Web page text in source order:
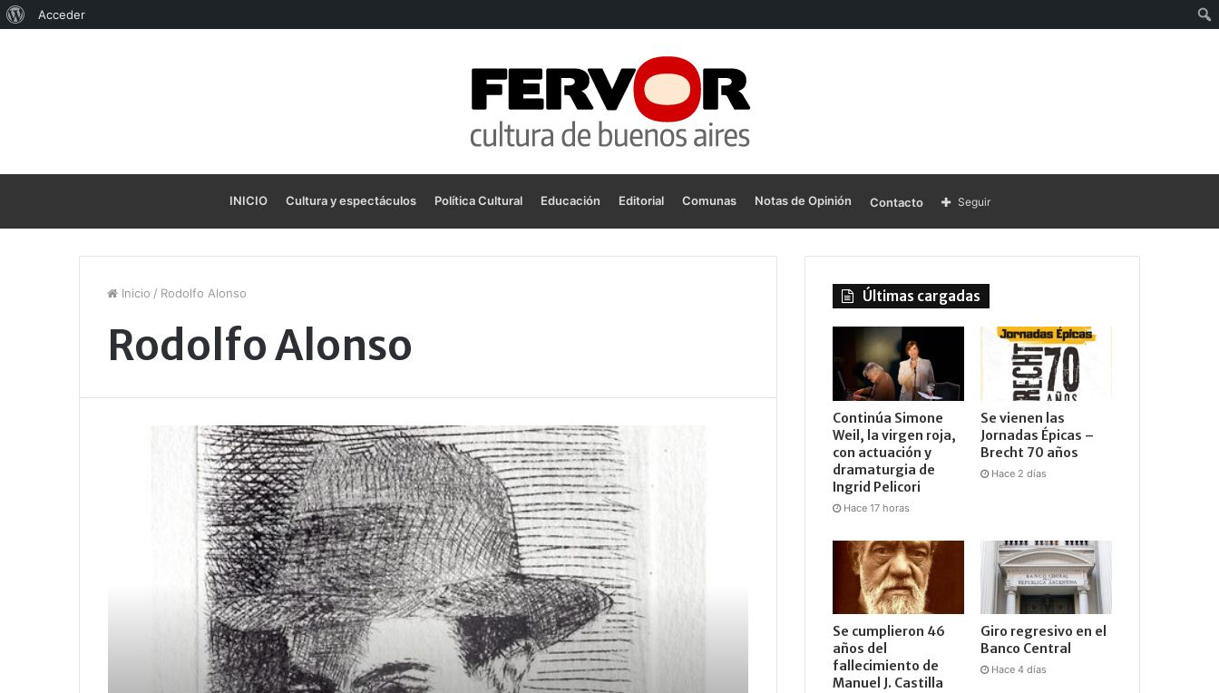
INICIO Cultura y espectáculos Política Cultural Educación Editorial Comunas Notas de Opinión Contacto Seguir
Inicio / Rodolfo Alonso
Rodolfo Alonso
Últimas cargadas
Continúa Simone
Weil, la virgen roja,
con actuación y
dramaturgia de
Ingrid Pelicori
Hace 17 horas
Se vienen las
Jornadas Épicas –
Brecht 70 años
Hace 2 días
Se cumplieron 46
años del
fallecimiento de
Manuel J. Castilla
Giro regresivo en el
Banco Central
Hace 4 días
Acerca
Acceder